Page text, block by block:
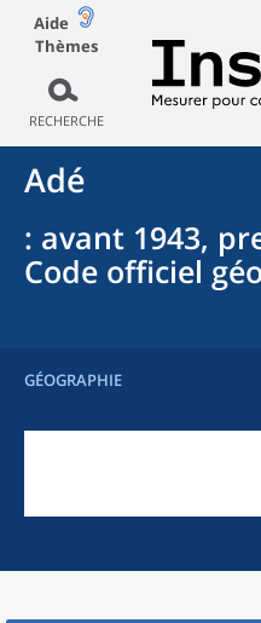
Aide
Thèmes
RECHERCHE
Adé
: avant 1943,
Code officiel
GÉOGRAPHIE